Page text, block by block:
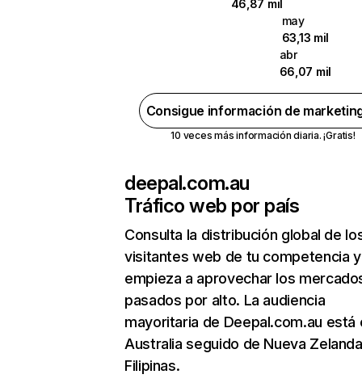
46,87 mil
may
63,13 mil
abr
66,07 mil
Consigue información de
10 veces más información diaria. ¡Gratis!
deepal.com.au
Tráfico web por país
Consulta la distribución global de
visitantes web de tu competencia y
empieza a aprovechar los
pasados por alto. La audiencia
mayoritaria de Deepal.com.au está
Australia seguido de Nueva
Filipinas.